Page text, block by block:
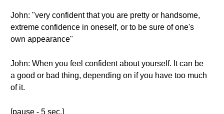
John: "very confident that you are pretty or handsome,
extreme confidence in oneself, or to be sure of one's
own appearance"
John: When you feel confident about yourself. It can be
a good or bad thing, depending on if you have too much
of it.
[pause - 5 sec.]